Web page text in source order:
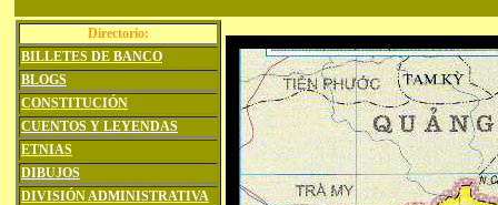
Directorio:
BILLETES DE BANCO
BLOGS
CONSTITUCIÓN
CUENTOS Y LEYENDAS
ETNIAS
DIBUJOS
DIVISIÓN ADMINISTRATIVA